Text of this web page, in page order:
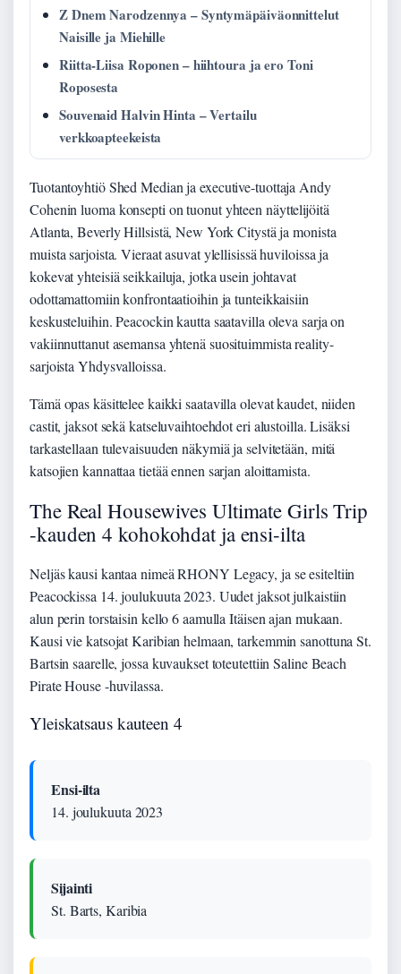
Z Dnem Narodzennya – Syntymäpäiväonnittelut
Naisille ja Miehille
Riitta-Liisa Roponen – hiihtoura ja ero Toni
Roposesta
Souvenaid Halvin Hinta – Vertailu
verkkoapteekeista
Tuotantoyhtiö Shed Median ja executive-tuottaja Andy
Cohenin luoma konsepti on tuonut yhteen näyttelijöitä
Atlanta, Beverly Hillsistä, New York Citystä ja monista
muista sarjoista. Vieraat asuvat ylellisissä huviloissa ja
kokevat yhteisiä seikkailuja, jotka usein johtavat
odottamattomiin konfrontaatioihin ja tunteikkaisiin
keskusteluihin. Peacockin kautta saatavilla oleva sarja on
vakiinnuttanut asemansa yhtenä suosituimmista reality-
sarjoista Yhdysvalloissa.
Tämä opas käsittelee kaikki saatavilla olevat kaudet, niiden
castit, jaksot sekä katseluvaihtoehdot eri alustoilla. Lisäksi
tarkastellaan tulevaisuuden näkymiä ja selvitetään, mitä
katsojien kannattaa tietää ennen sarjan aloittamista.
The Real Housewives Ultimate Girls Trip
-kauden 4 kohokohdat ja ensi-ilta
Neljäs kausi kantaa nimeä RHONY Legacy, ja se esiteltiin
Peacockissa 14. joulukuuta 2023. Uudet jaksot julkaistiin
alun perin torstaisin kello 6 aamulla Itäisen ajan mukaan.
Kausi vie katsojat Karibian helmaan, tarkemmin sanottuna St.
Bartsin saarelle, jossa kuvaukset toteutettiin Saline Beach
Pirate House -huvilassa.
Yleiskatsaus kauteen 4
Ensi-ilta
14. joulukuuta 2023
Sijainti
St. Barts, Karibia